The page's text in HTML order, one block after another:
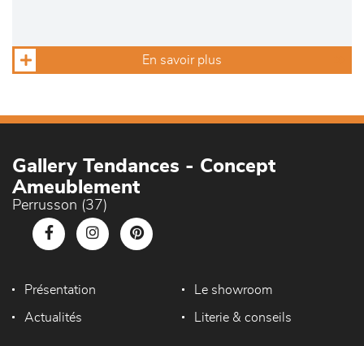
En savoir plus
Gallery Tendances - Concept
Ameublement
Perrusson (37)
Présentation Le showroom
Actualités Literie & conseils